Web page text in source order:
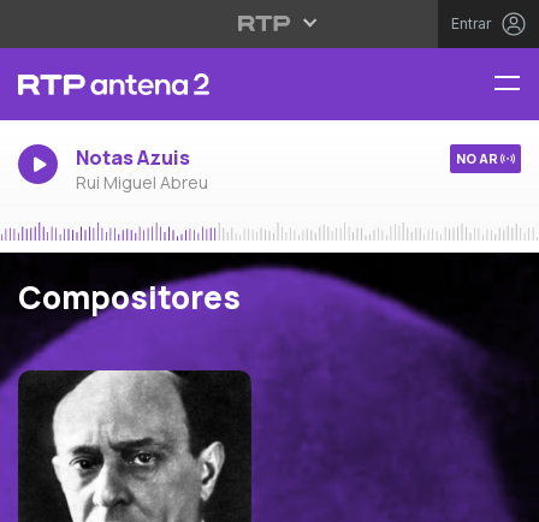
Entrar
Notas Azuis
Rui Miguel Abreu
NO AR
Compositores